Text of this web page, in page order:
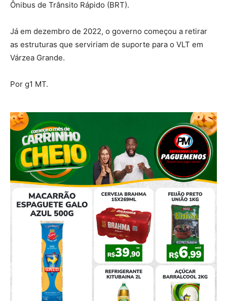
Ônibus de Trânsito Rápido (BRT).
Já em dezembro de 2022, o governo começou a retirar
as estruturas que serviriam de suporte para o VLT em
Várzea Grande.
Por g1 MT.